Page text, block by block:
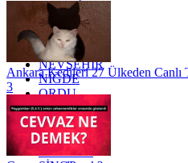
MARDİN
MERSİN
MUĞLA
MUŞ
NEVŞEHİR
NİĞDE
ORDU
OSMANİYE
RİZE
SAKARYA
SAMSUN
Ankara Kedileri 27 Ülkeden Canlı
3